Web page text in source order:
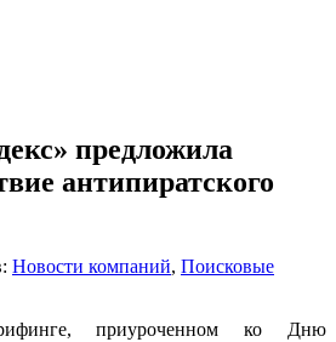
предложила
антипиратского
Новости компаний, Поисковые
приуроченном ко Дню